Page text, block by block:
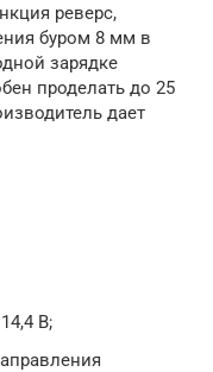
реверс,
буром 8 мм в
зарядке
проделать до 25
дает
В;